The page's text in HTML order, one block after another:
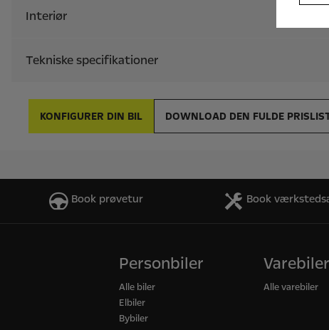
Book prøvetur Book
Personbiler
Alle biler
Elbiler
Bybiler
Varebiler
Alle varebiler